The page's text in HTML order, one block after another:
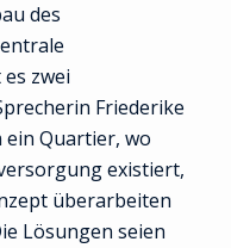
des
zwei
Friederike
ein Quartier, wo
existiert,
überarbeiten
Lösungen seien